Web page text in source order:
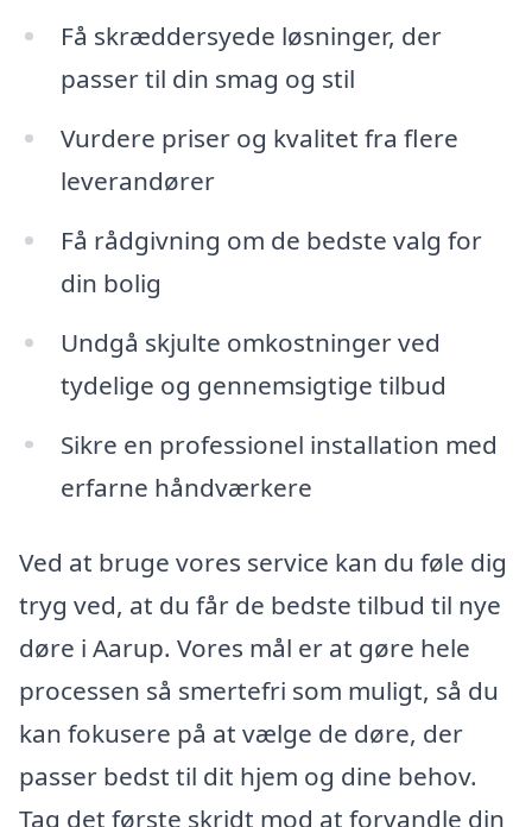
Få skræddersyede løsninger, der
passer til din smag og stil
Vurdere priser og kvalitet fra flere
leverandører
Få rådgivning om de bedste valg for
din bolig
Undgå skjulte omkostninger ved
tydelige og gennemsigtige tilbud
Sikre en professionel installation med
erfarne håndværkere
Ved at bruge vores service kan du føle dig
tryg ved, at du får de bedste tilbud til nye
døre i Aarup. Vores mål er at gøre hele
processen så smertefri som muligt, så du
kan fokusere på at vælge de døre, der
passer bedst til dit hjem og dine behov.
Tag det første skridt mod at forvandle din